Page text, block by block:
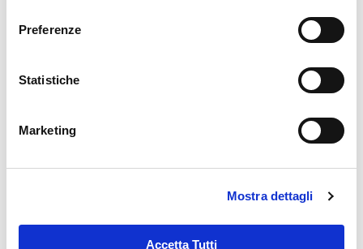
Preferenze
Statistiche
Marketing
Mostra dettagli
Accetta Tutti
MISSIONIAMOCI SI ALLARGA